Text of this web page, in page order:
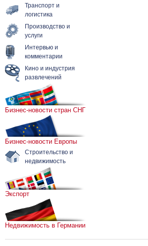
Транспорт и
логистика
Производство и
услуги
Интервью и
комментарии
Кино и индустрия
развлечений
Бизнес-новости стран СНГ
Бизнес-новости Европы
Строительство и
недвижимость
Экспорт
Недвижимость в Германии